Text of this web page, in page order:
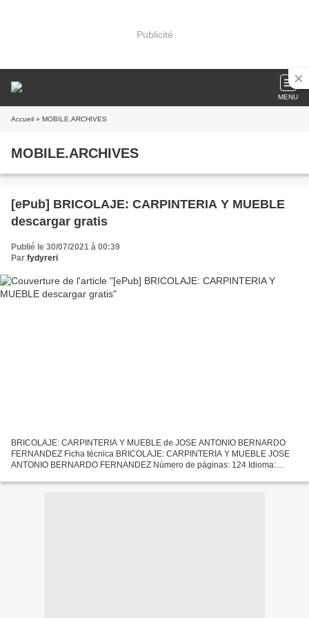
Publicité
MENU
Accueil » MOBILE.ARCHIVES
MOBILE.ARCHIVES
[ePub] BRICOLAJE: CARPINTERIA Y MUEBLE
descargar gratis
Publié le 30/07/2021 à 00:39
Par fydyreri
BRICOLAJE: CARPINTERIA Y MUEBLE de JOSE ANTONIO BERNARDO
FERNANDEZ Ficha técnica BRICOLAJE: CARPINTERIA Y MUEBLE JOSE
ANTONIO BERNARDO FERNANDEZ Número de páginas: 124 Idioma:
Editorial: S.A....